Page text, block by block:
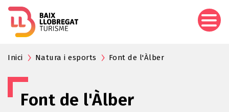
Inici Natura i esports Font de l'Àlber
Font de l'Àlber